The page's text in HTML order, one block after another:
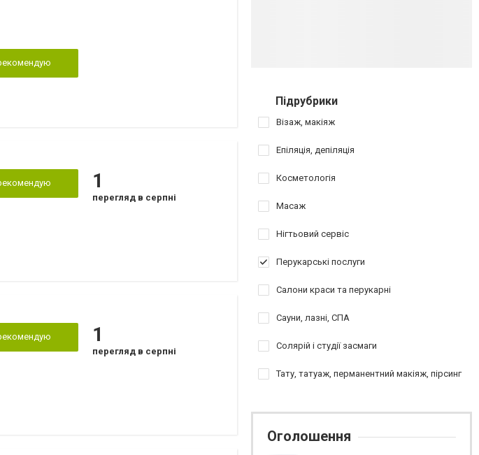
1
перегляд в серпні
1
перегляд в серпні
Підрубрики
Візаж, макіяж
Епіляція, депіляція
Косметологія
Масаж
Нігтьовий сервіс
Перукарські послуги
Салони краси та перукарні
Сауни, лазні, СПА
Солярій і студії засмаги
Тату, татуаж, перманентний макіяж, пірсинг
Оголошення